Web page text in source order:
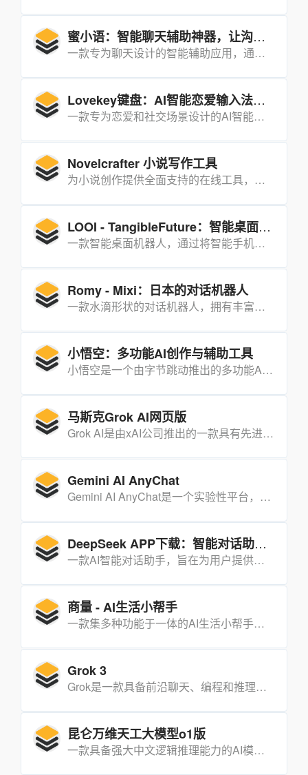
蜜小语：智能聊天辅助神器，让沟通更轻松
一款专为聊天设计的智能辅助应用，通过AI技术提供快速回复、聊天标签和热度调节等功能，帮助用户在恋爱、职场和日常社交中轻松应对各种聊天场景。
Lovekey键盘：AI智能恋爱输入法，让聊天不再尴尬
一款专为恋爱和社交场景设计的AI智能输入法，通过一键回复、聊天人设、开场白等功能，帮助用户提升聊天情商，轻松应对各种社交场景。
Novelcrafter 小说写作工具
为小说创作提供全面支持的在线工具，集成了知识库、故事板、手稿编辑、工作坊等多种功能，帮助作者高效地规划和创作小说。
LOOI - TangibleFuture：智能桌面机器人
一款智能桌面机器人，通过将智能手机吸附在一个可移动的支架上，使其具备视觉、听觉和障碍识别功能，能够与用户进行情感互动和多种智能操作。
Romy - Mixi：日本的对话机器人
一款水滴形状的对话机器人，拥有丰富的面部表情和动作，能够与用户进行深入的交流和互动。
小悟空：多功能AI创作与辅助工具
小悟空是一个由字节跳动推出的多功能AI创作与辅助工具，涵盖了从文本创作、内容生成到虚拟人物互动等多种功能，旨在帮助用户高效完成各种创作和日常任务。
马斯克Grok AI网页版
Grok AI是由xAI公司推出的一款具有先进推理能力的网页版AI工具，支持推理、编程、视觉生成和创意创作等功能。
Gemini AI AnyChat
Gemini AI AnyChat是一个实验性平台，展示了 Gemini AI 在视觉处理领域的突破，能够同时处理实时视频和静态图像。
DeepSeek APP下载：智能对话助手的高效选择
一款AI智能对话助手，旨在为用户提供专业、高效的学习、工作和生活帮助。
商量 - AI生活小帮手
一款集多种功能于一体的AI生活小帮手，能够帮助用户高效处理日常事务，提升生活品质。
Grok 3
Grok是一款具备前沿聊天、编程和推理能力的人工智能工具，能够将文本概念转化为视觉现实，并在日常任务中提供实时洞察和辅助.
昆仑万维天工大模型o1版
一款具备强大中文逻辑推理能力的AI模型，能够处理复杂的数学、代码和逻辑推理任务。